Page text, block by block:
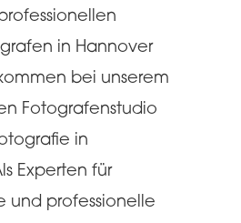
in Hannover
bei unserem
Fotografenstudio
in
Experten für
und professionelle